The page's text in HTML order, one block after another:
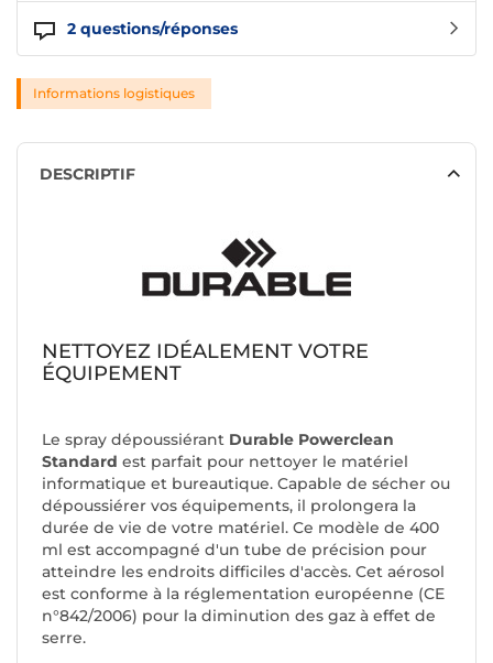
2 questions/réponses
Informations logistiques
DESCRIPTIF
NETTOYEZ IDÉALEMENT VOTRE
ÉQUIPEMENT
Le spray dépoussiérant Durable Powerclean
Standard est parfait pour nettoyer le matériel
informatique et bureautique. Capable de sécher ou
dépoussiérer vos équipements, il prolongera la
durée de vie de votre matériel. Ce modèle de 400
ml est accompagné d'un tube de précision pour
atteindre les endroits difficiles d'accès. Cet aérosol
est conforme à la réglementation européenne (CE
n°842/2006) pour la diminution des gaz à effet de
serre.